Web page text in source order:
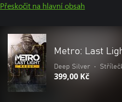
Přeskočit na hlavní obsah
Metro: Last
Deep Silver •
399,00 Kč